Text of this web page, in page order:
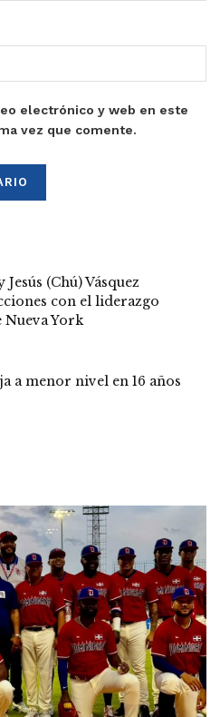
electrónico y web en este
vez que comente.
(Chú) Vásquez
con el liderazgo
York
a menor nivel en 16 años